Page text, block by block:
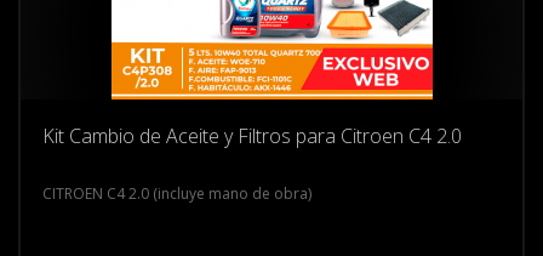
Kit Cambio de Aceite y Filtros para Citroen C4 2.0
CITROEN C4 2.0 (incluye mano de obra)